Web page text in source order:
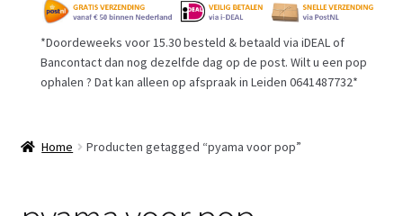
navigatie
inhoud
Voorwaarden
Afrekenen
*Doordeweeks voor 15.30 besteld & betaald via iDEAL of
Bancontact dan nog dezelfde dag op de post. Wilt u een pop
ophalen ? Dat kan alleen op afspraak in Leiden 0641487732*
Home Producten getagged “pyama voor pop”